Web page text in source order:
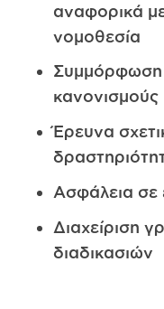
αναφορικά
νομοθεσία
Συμμόρφωση
κανονισμούς
Έρευνα
Ασφάλεια σε
Διαχείριση
διαδικασιών